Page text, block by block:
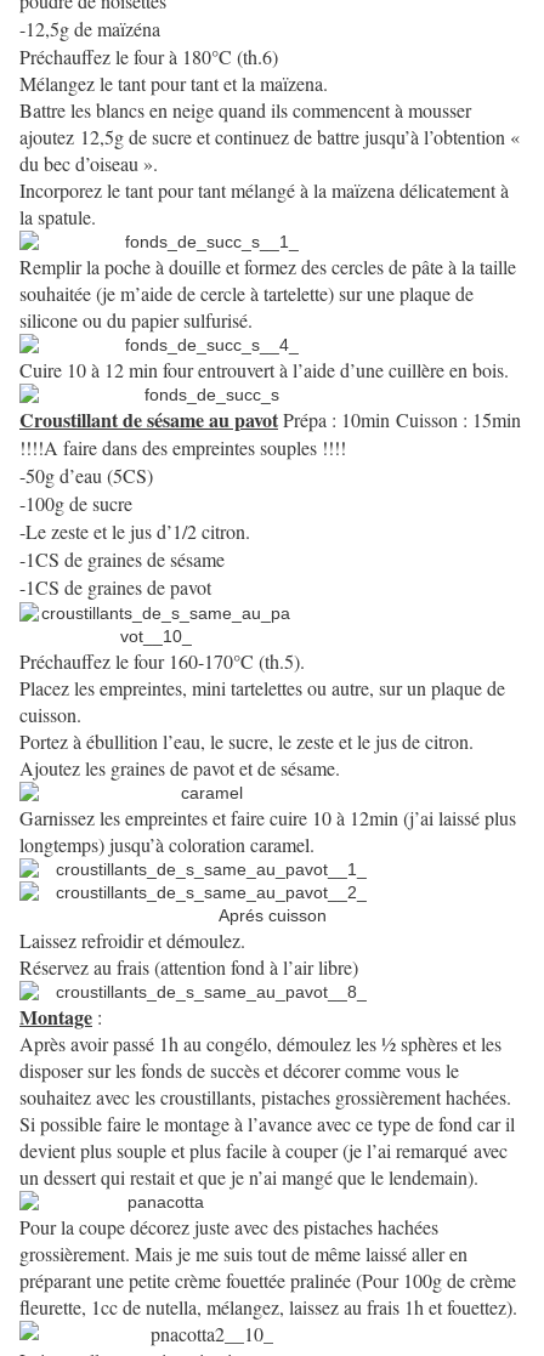
-12,5g de maïzéna
Préchauffez le four à 180°C (th.6)
Mélangez le tant pour tant et la maïzena.
Battre les blancs en neige quand ils commencent à mousser
ajoutez 12,5g de sucre et continuez de battre jusqu’à l’obtention «
du bec d’oiseau ».
Incorporez le tant pour tant mélangé à la maïzena délicatement à
la spatule.
Remplir la poche à douille et formez des cercles de pâte à la taille
souhaitée (je m’aide de cercle à tartelette) sur une plaque de
silicone ou du papier sulfurisé.
Cuire 10 à 12 min four entrouvert à l’aide d’une cuillère en bois.
Croustillant de sésame au pavotPrépa : 10min Cuisson : 15min
!!!!A faire dans des empreintes souples !!!!
-50g d’eau (5CS)
-100g de sucre
-Le zeste et le jus d’1/2 citron.
-1CS de graines de sésame
-1CS de graines de pavot
Préchauffez le four 160-170°C (th.5).
Placez les empreintes, mini tartelettes ou autre, sur un plaque de
cuisson.
Portez à ébullition l’eau, le sucre, le zeste et le jus de citron.
Ajoutez les graines de pavot et de sésame.
Garnissez les empreintes et faire cuire 10 à 12min (j’ai laissé plus
longtemps) jusqu’à coloration caramel.
Aprés cuisson
Laissez refroidir et démoulez.
Réservez au frais (attention fond à l’air libre)
Montage :
Après avoir passé 1h au congélo, démoulez les ½ sphères et les
disposer sur les fonds de succès et décorer comme vous le
souhaitez avec les croustillants, pistaches grossièrement hachées.
Si possible faire le montage à l’avance avec ce type de fond car il
devient plus souple et plus facile à couper (je l’ai remarqué avec
un dessert qui restait et que je n’ai mangé que le lendemain).
Pour la coupe décorez juste avec des pistaches hachées
grossièrement. Mais je me suis tout de même laissé aller en
préparant une petite crème fouettée pralinée (Pour 100g de crème
fleurette, 1cc de nutella, mélangez, laissez au frais 1h et fouettez).